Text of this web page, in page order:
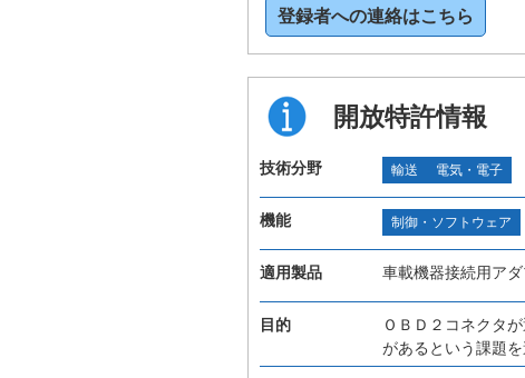
登録者への連絡はこちら
開放特許情報
技術分野 輸送 電気・電子
機能 制御・ソフトウェア
適用製品 車載機器接続用アダ
目的
ＯＢＤ２コネクタ
があるという課題を